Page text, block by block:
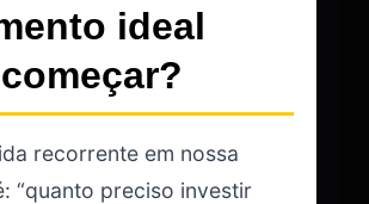
ideal
recorrente em nossa
“quanto preciso investir